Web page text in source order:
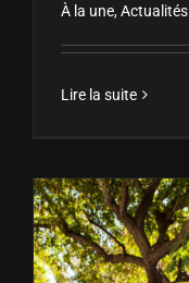
À la une, Actualités
Lire la suite